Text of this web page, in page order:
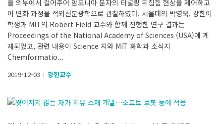
을 외부에서 걸어주어 암모니아 분자의 터널링 뒤집힘 현상을 제어하고
이 변화 과정을 적외선분광학으로 관찰하였다. 서울대의 박영욱, 강한이
학생과 MIT의 Robert Field 교수와 함께 진행한 연구 결과는
Proceedings of the National Academy of Sciences (USA)에 게
재되었고, 관련 내용이 Science 지와 MIT 화학과 소식지
Chemformatio...
2019-12-03 l 강헌교수